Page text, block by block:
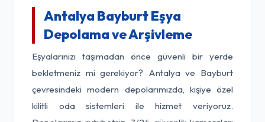
Antalya Bayburt Eşya
Depolama ve Arşivleme
Eşyalarınızı taşımadan önce güvenli bir yerde
bekletmeniz mi gerekiyor? Antalya ve Bayburt
çevresindeki modern depolarımızda, kişiye özel
kilitli oda sistemleri ile hizmet veriyoruz.